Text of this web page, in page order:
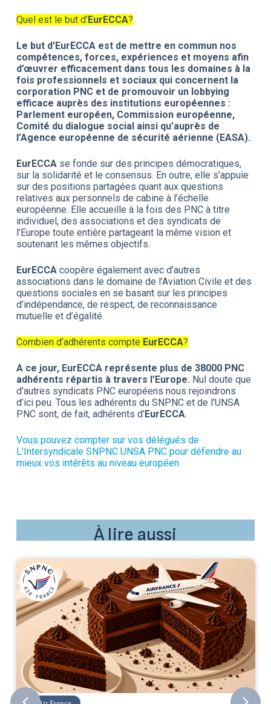
Quel est le but d’EurECCA?
Le but d’EurECCA est de mettre en commun nos
compétences, forces, expériences et moyens afin
d’œuvrer efficacement dans tous les domaines à la
fois professionnels et sociaux qui concernent la
corporation PNC et de promouvoir un lobbying
efficace auprès des institutions européennes :
Parlement européen, Commission européenne,
Comité du dialogue social ainsi qu’auprès de
l’Agence européenne de sécurité aérienne (EASA).
EurECCA se fonde sur des principes démocratiques,
sur la solidarité et le consensus. En outre, elle s’appuie
sur des positions partagées quant aux questions
relatives aux personnels de cabine à l’échelle
européenne. Elle accueille à la fois des PNC à titre
individuel, des associations et des syndicats de
l’Europe toute entière partageant la même vision et
soutenant les mêmes objectifs.
EurECCA coopère également avec d’autres
associations dans le domaine de l’Aviation Civile et des
questions sociales en se basant sur les principes
d’indépendance, de respect, de reconnaissance
mutuelle et d’égalité.
Combien d’adhérents compte EurECCA?
A ce jour, EurECCA représente plus de 38000 PNC
adhérents répartis à travers l’Europe. Nul doute que
d’autres syndicats PNC européens nous rejoindrons
d’ici peu. Tous les adhérents du SNPNC et de l’UNSA
PNC sont, de fait, adhérents d’EurECCA.
Vous pouvez compter sur vos délégués de
L’Intersyndicale SNPNC UNSA PNC pour défendre au
mieux vos intérêts au niveau européen
À lire aussi